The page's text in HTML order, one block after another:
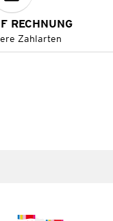
RECHNUNG
Zahlarten